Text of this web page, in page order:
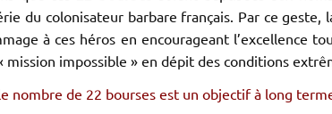
du colonisateur barbare français. Par ce
à ces héros en encourageant l’excellence
mission impossible » en dépit des conditions
nombre de 22 bourses est un objectif à long